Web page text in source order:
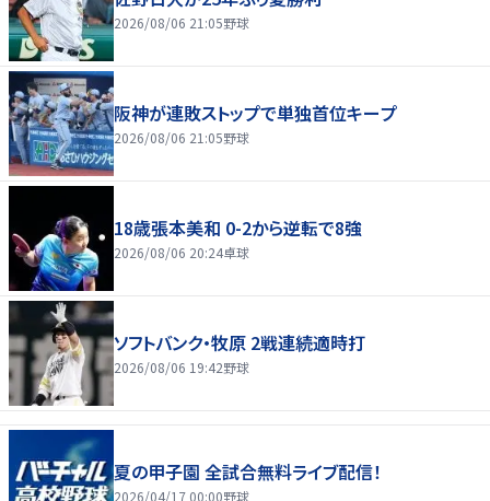
2026/08/06 21:05野球
阪神が連敗ストップで単独首位キープ
2026/08/06 21:05野球
18歳張本美和 0-2から逆転で8強
2026/08/06 20:24卓球
ソフトバンク・牧原 2戦連続適時打
2026/08/06 19:42野球
夏の甲子園 全試合無料ライブ配信！
2026/04/17 00:00野球